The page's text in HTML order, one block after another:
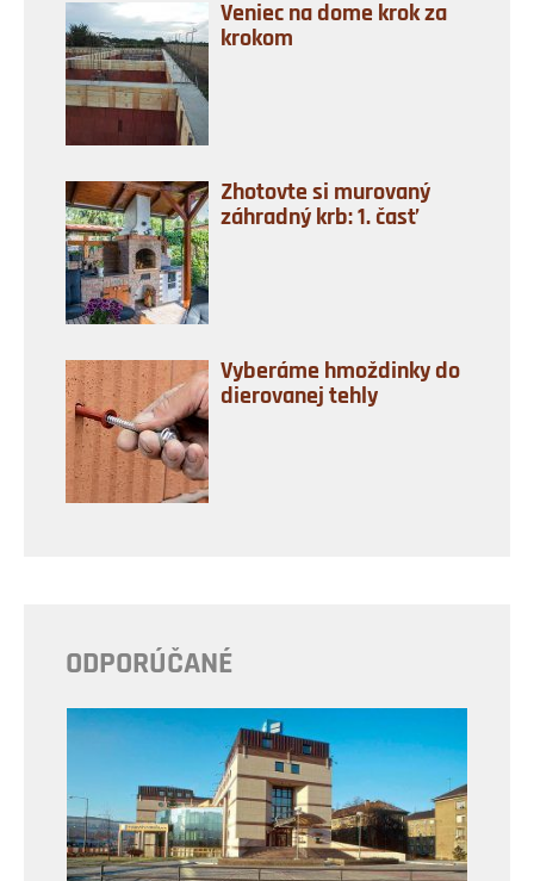
Veniec na dome krok za
krokom
Zhotovte si murovaný
záhradný krb: 1. časť
Vyberáme hmoždinky do
dierovanej tehly
ODPORÚČANÉ